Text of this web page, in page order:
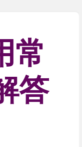
常
答